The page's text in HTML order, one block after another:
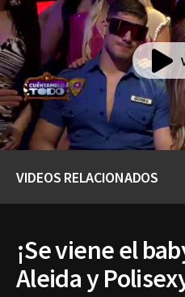
VIDEOS RELACIONADOS
¡Se viene el
Aleida y